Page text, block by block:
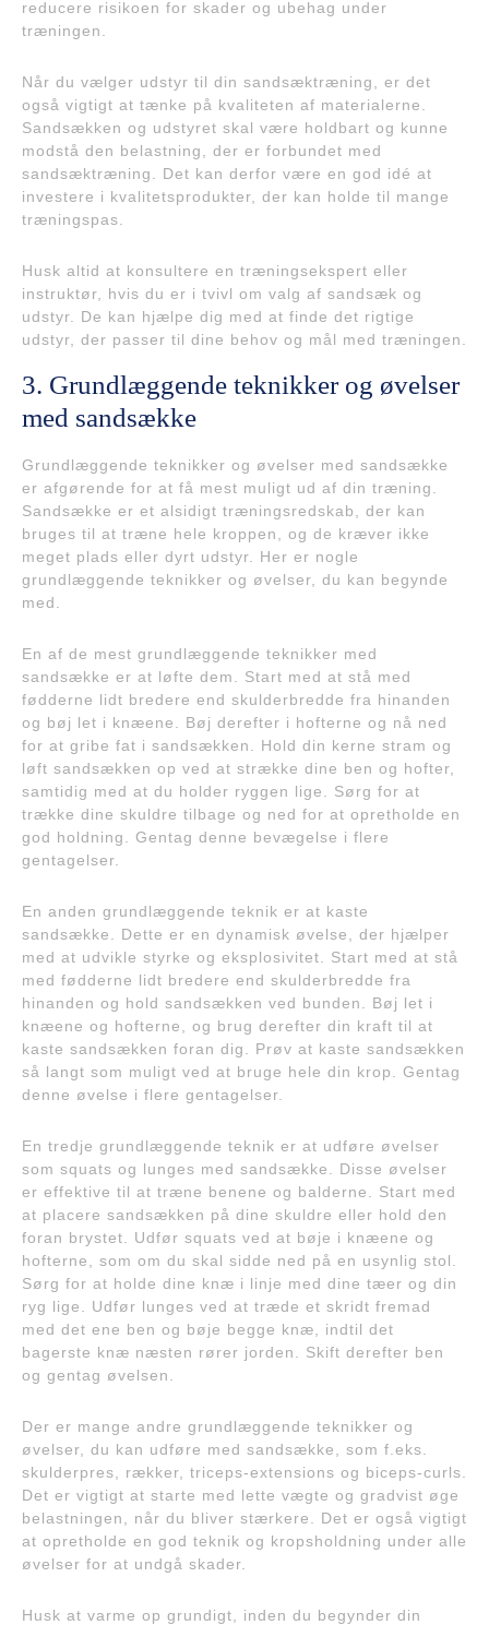
reducere risikoen for skader og ubehag under
træningen.
Når du vælger udstyr til din sandsæktræning, er det
også vigtigt at tænke på kvaliteten af materialerne.
Sandsækken og udstyret skal være holdbart og kunne
modstå den belastning, der er forbundet med
sandsæktræning. Det kan derfor være en god idé at
investere i kvalitetsprodukter, der kan holde til mange
træningspas.
Husk altid at konsultere en træningsekspert eller
instruktør, hvis du er i tvivl om valg af sandsæk og
udstyr. De kan hjælpe dig med at finde det rigtige
udstyr, der passer til dine behov og mål med træningen.
3. Grundlæggende teknikker og øvelser
med sandsække
Grundlæggende teknikker og øvelser med sandsække
er afgørende for at få mest muligt ud af din træning.
Sandsække er et alsidigt træningsredskab, der kan
bruges til at træne hele kroppen, og de kræver ikke
meget plads eller dyrt udstyr. Her er nogle
grundlæggende teknikker og øvelser, du kan begynde
med.
En af de mest grundlæggende teknikker med
sandsække er at løfte dem. Start med at stå med
fødderne lidt bredere end skulderbredde fra hinanden
og bøj let i knæene. Bøj derefter i hofterne og nå ned
for at gribe fat i sandsækken. Hold din kerne stram og
løft sandsækken op ved at strække dine ben og hofter,
samtidig med at du holder ryggen lige. Sørg for at
trække dine skuldre tilbage og ned for at opretholde en
god holdning. Gentag denne bevægelse i flere
gentagelser.
En anden grundlæggende teknik er at kaste
sandsække. Dette er en dynamisk øvelse, der hjælper
med at udvikle styrke og eksplosivitet. Start med at stå
med fødderne lidt bredere end skulderbredde fra
hinanden og hold sandsækken ved bunden. Bøj let i
knæene og hofterne, og brug derefter din kraft til at
kaste sandsækken foran dig. Prøv at kaste sandsækken
så langt som muligt ved at bruge hele din krop. Gentag
denne øvelse i flere gentagelser.
En tredje grundlæggende teknik er at udføre øvelser
som squats og lunges med sandsække. Disse øvelser
er effektive til at træne benene og balderne. Start med
at placere sandsækken på dine skuldre eller hold den
foran brystet. Udfør squats ved at bøje i knæene og
hofterne, som om du skal sidde ned på en usynlig stol.
Sørg for at holde dine knæ i linje med dine tæer og din
ryg lige. Udfør lunges ved at træde et skridt fremad
med det ene ben og bøje begge knæ, indtil det
bagerste knæ næsten rører jorden. Skift derefter ben
og gentag øvelsen.
Der er mange andre grundlæggende teknikker og
øvelser, du kan udføre med sandsække, som f.eks.
skulderpres, rækker, triceps-extensions og biceps-curls.
Det er vigtigt at starte med lette vægte og gradvist øge
belastningen, når du bliver stærkere. Det er også vigtigt
at opretholde en god teknik og kropsholdning under alle
øvelser for at undgå skader.
Husk at varme op grundigt, inden du begynder din